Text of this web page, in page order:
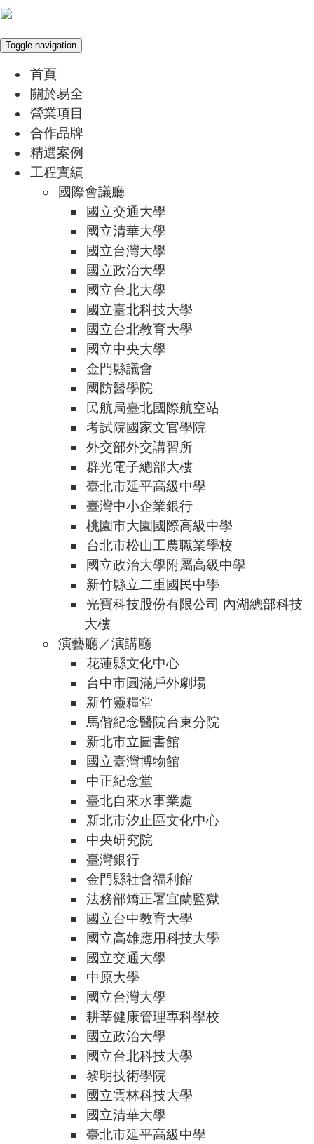
Toggle navigation
首頁
關於易全
營業項目
合作品牌
精選案例
工程實績
國際會議廳
國立交通大學
國立清華大學
國立台灣大學
國立政治大學
國立台北大學
國立臺北科技大學
國立台北教育大學
國立中央大學
金門縣議會
國防醫學院
民航局臺北國際航空站
考試院國家文官學院
外交部外交講習所
群光電子總部大樓
臺北市延平高級中學
臺灣中小企業銀行
桃園市大園國際高級中學
台北市松山工農職業學校
國立政治大學附屬高級中學
新竹縣立二重國民中學
光寶科技股份有限公司 內湖總部科技
大樓
演藝廳／演講廳
花蓮縣文化中心
台中市圓滿戶外劇場
新竹靈糧堂
馬偕紀念醫院台東分院
新北市立圖書館
國立臺灣博物館
中正紀念堂
臺北自來水事業處
新北市汐止區文化中心
中央研究院
臺灣銀行
金門縣社會福利館
法務部矯正署宜蘭監獄
國立台中教育大學
國立高雄應用科技大學
國立交通大學
中原大學
國立台灣大學
耕莘健康管理專科學校
國立政治大學
國立台北科技大學
黎明技術學院
國立雲林科技大學
國立清華大學
臺北市延平高級中學